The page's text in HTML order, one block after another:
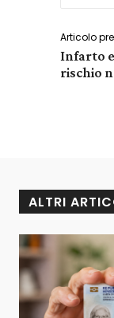
Articolo
Infarto
rischio
ALTRI